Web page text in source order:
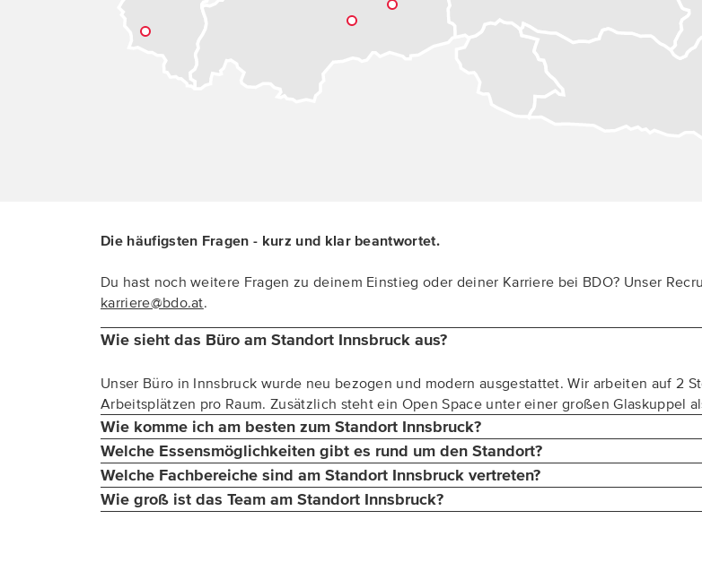
Die häufigsten Fragen - kurz und klar beantwortet.
Du hast noch weitere Fragen zu deinem Einstieg oder deiner Karriere bei BDO? Unser
karriere@bdo.at.
Wie sieht das Büro am Standort Innsbruck aus?
Unser Büro in Innsbruck wurde neu bezogen und modern ausgestattet. Wir arbeiten auf 2
Arbeitsplätzen pro Raum. Zusätzlich steht ein Open Space unter einer großen Glaskuppel
Wie komme ich am besten zum Standort Innsbruck?
Welche Essensmöglichkeiten gibt es rund um den Standort?
Welche Fachbereiche sind am Standort Innsbruck vertreten?
Wie groß ist das Team am Standort Innsbruck?